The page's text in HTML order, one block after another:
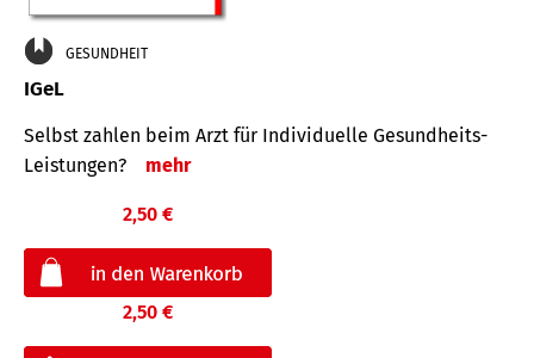
GESUNDHEIT
IGeL
Selbst zahlen beim Arzt für Indi­vidu­elle Gesund­heits-
Leis­tungen?
mehr
2,50 €
2,50 €